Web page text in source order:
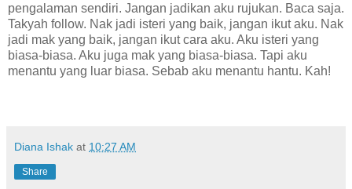
pengalaman sendiri. Jangan jadikan aku rujukan. Baca saja.
Takyah follow. Nak jadi isteri yang baik, jangan ikut aku. Nak
jadi mak yang baik, jangan ikut cara aku. Aku isteri yang
biasa-biasa. Aku juga mak yang biasa-biasa. Tapi aku
menantu yang luar biasa. Sebab aku menantu hantu. Kah!
Diana Ishak at 10:27 AM
Share